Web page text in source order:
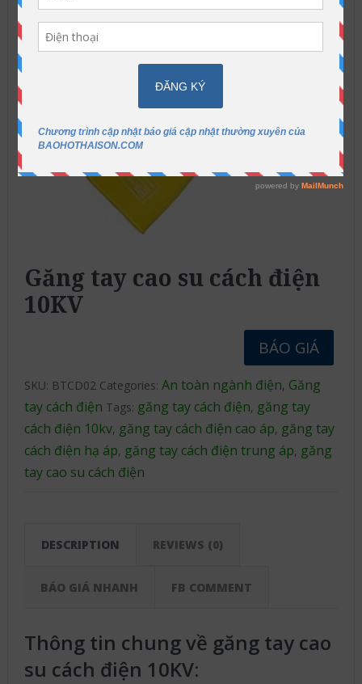
Găng tay cao su cách điện
10KV
BÁO GIÁ
SKU: BTCD02 Categories: An toàn ngành điện, Găng
tay cách điện Tags: găng tay cách điện, găng tay
cách điện 10kv, găng tay cách điện cao áp, găng tay
cách điện hạ áp, găng tay cách điện trung áp, găng
tay cao su cách điện
DESCRIPTION REVIEWS (0)
BÁO GIÁ NHANH FB COMMENT
Thông tin chung về găng tay cao
su cách điện 10KV: